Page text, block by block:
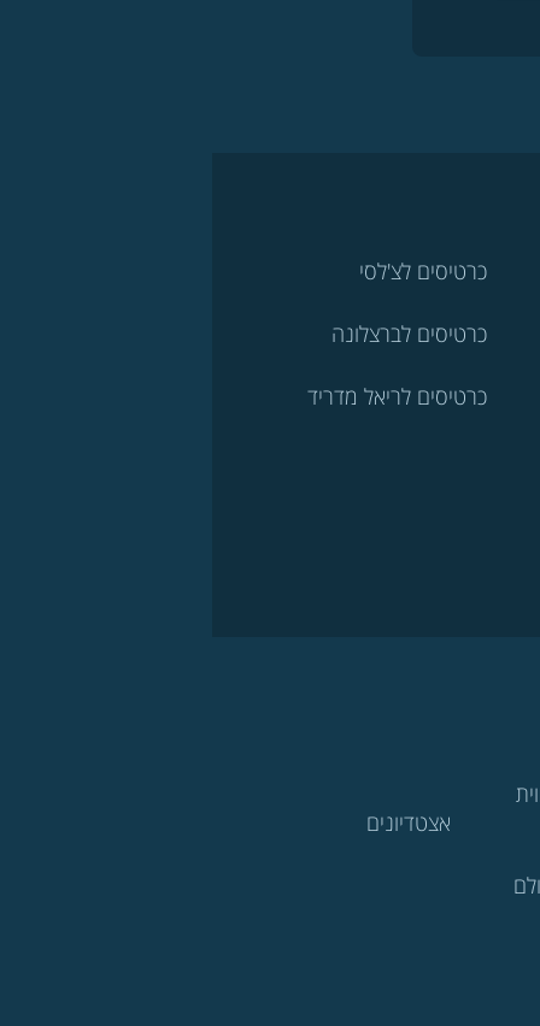
כרטיסים לצ'לסי
כרטיסים לברצלונה
כרטיסים לריאל מדריד
אצטדיונים